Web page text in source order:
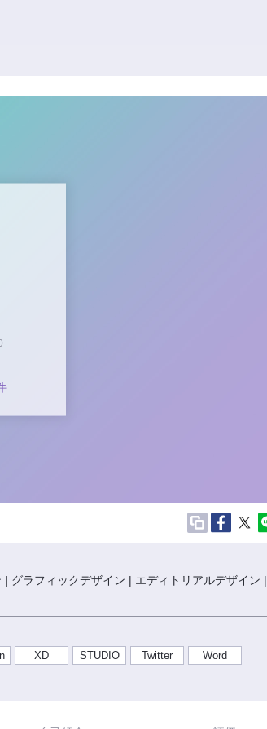
| グラフィックデザイン | エディトリアルデザイン |
XD STUDIO Twitter
Word